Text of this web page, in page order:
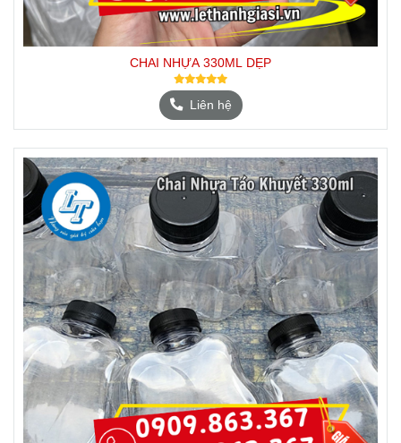
CHAI NHỰA 330ML DẸP
Liên hệ